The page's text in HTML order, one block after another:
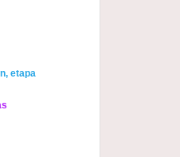
etapa